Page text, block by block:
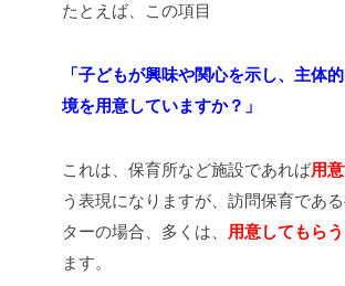
たとえば、この項目
「子どもが興味や関心を示し、主体
境を用意していますか？」
これは、保育所など施設であれば用
う表現になりますが、訪問保育であ
ターの場合、多くは、
用意してもらう
ます。